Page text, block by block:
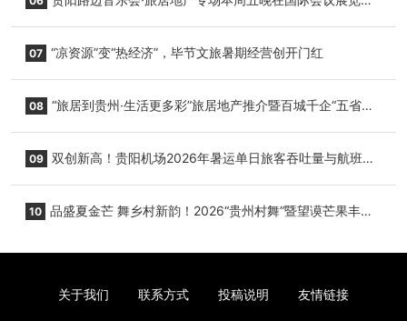
07 “凉资源”变“热经济”，毕节文旅暑期经营创开门红
08 “旅居到贵州·生活更多彩”旅居地产推介暨百城千企“五省
09 双创新高！贵阳机场2026年暑运单日旅客吞吐量与航班起
10 品盛夏金芒 舞乡村新韵！2026“贵州村舞”暨望谟芒果丰收
关于我们 联系方式 投稿说明 友情链接